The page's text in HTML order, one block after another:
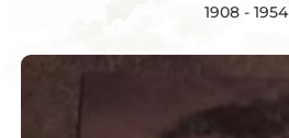
1908 - 1954